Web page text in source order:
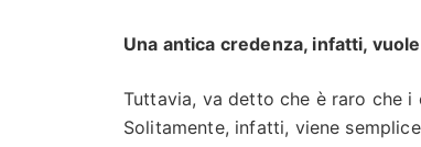
Una antica credenza, infatti,
Tuttavia, va detto che è raro che
Solitamente, infatti, viene